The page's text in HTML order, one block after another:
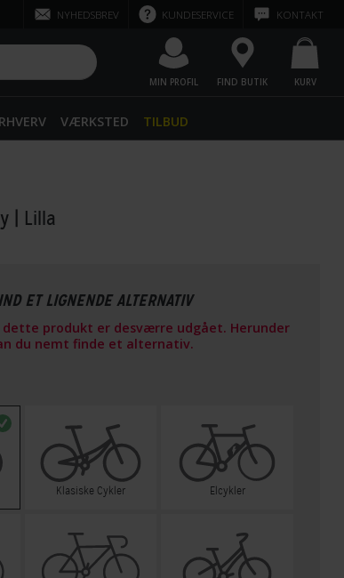
NYHEDSBREV KUNDESERVICE KONTAKT
MIN PROFIL FIND BUTIK KURV
VÆRKSTED TILBUD
| Lilla
ET LIGNENDE ALTERNATIV
dette produkt er desværre udgået. Herunder
du nemt finde et alternativ.
Klasiske Cykler Elcykler